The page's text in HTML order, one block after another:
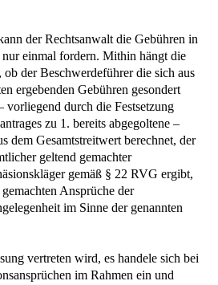
der Rechtsanwalt die Gebühren in
nur einmal fordern. Mithin hängt die
der Beschwerdeführer die sich aus
ergebenden Gebühren gesondert
vorliegend durch die Festsetzung
zu 1. bereits abgegoltene –
dem Gesamtstreitwert berechnet, der
geltend gemachter
gemäß § 22 RVG ergibt,
Ansprüche der
im Sinne der genannten
vertreten wird, es handele sich bei
im Rahmen ein und